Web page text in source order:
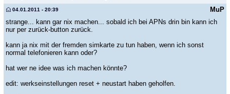
MuP
04.01.2011 - 20:39
strange... kann gar nix machen... sobald ich bei APNs drin bin kann ich
nur per zurück-button zurück.
kann ja nix mit der fremden simkarte zu tun haben, wenn ich sonst
normal telefonieren kann oder?
hat wer ne idee was ich machen könnte?
edit: werkseinstellungen reset + neustart haben geholfen.